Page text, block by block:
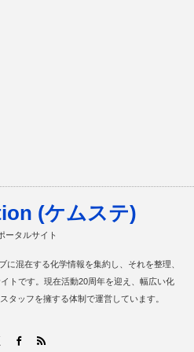
(ケムステ)
ータルサイト
に混在する化学情報を集約し、それを整理、
トです。現在活動20周年を迎え、幅広い化
タッフを擁する体制で運営しています。
Facebook